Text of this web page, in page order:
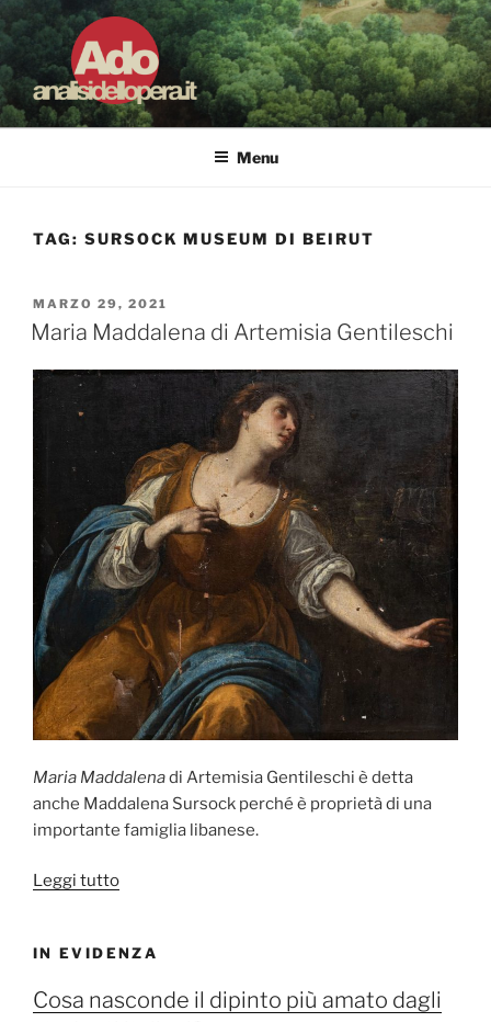
Salta
al
contenuto
ADO ANALISI DELL'OPERA
Osservare le opere d'arte per capirle e imparare ad amarle
Menu
TAG: SURSOCK MUSEUM DI BEIRUT
PUBBLICATO
IL
MARZO 29, 2021
Maria Maddalena di Artemisia Gentileschi
Maria Maddalenadi Artemisia Gentileschi è detta
anche Maddalena Sursock perché è proprietà di una
importante famiglia libanese.
Leggi tutto“Maria
Artemisia
IN EVIDENZA
Cosa nasconde il dipinto più amato dagli